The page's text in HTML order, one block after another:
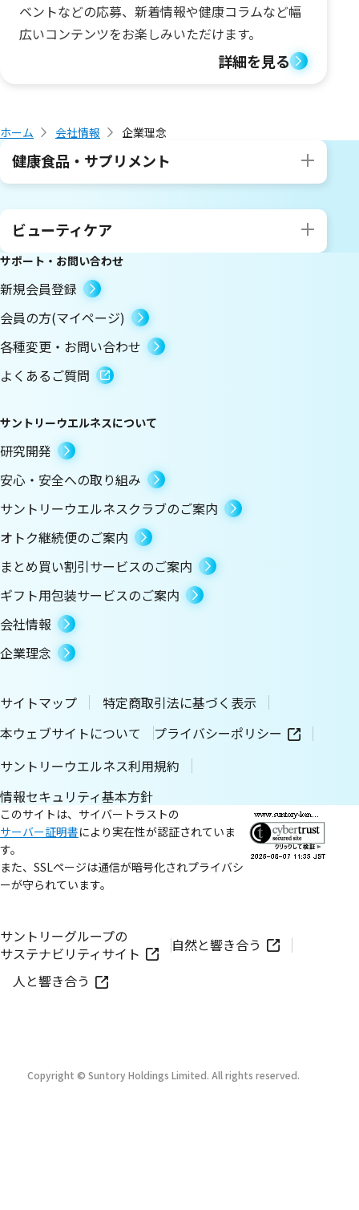
ベントなどの応募、新着情報や健康コラムなど幅
広いコンテンツをお楽しみいただけます。
詳細を見る
ホーム 会社情報 企業理念
健康食品・サプリメント
ビューティケア
サポート・お問い合わせ
新規会員登録
会員の方(マイページ)
各種変更・お問い合わせ
よくあるご質問
サントリーウエルネスについて
研究開発
安心・安全への取り組み
サントリーウエルネスクラブのご案内
オトク継続便のご案内
まとめ買い割引サービスのご案内
ギフト用包装サービスのご案内
会社情報
企業理念
サイトマップ
特定商取引法に基づく表示
本ウェブサイトについて
プライバシーポリシー
サントリーウエルネス利用規約
情報セキュリティ基本方針
このサイトは、サイバートラストの
サーバー証明書により実在性が認証されていま
す。
また、SSLページは通信が暗号化されプライバシ
ーが守られています。
サントリーグループの
サステナビリティサイト
自然と響き合う
人と響き合う
Copyright © Suntory Holdings Limited. All rights reserved.